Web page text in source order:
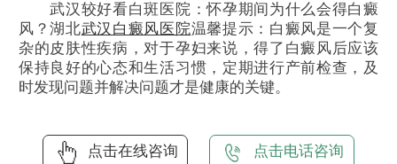
武汉较好看白斑医院：怀孕期间为什么会得白癜
风？湖北武汉白癜风医院温馨提示：白癜风是一个复
杂的皮肤性疾病，对于孕妇来说，得了白癜风后应该
保持良好的心态和生活习惯，定期进行产前检查，及
时发现问题并解决问题才是健康的关键。
点击在线咨询 点击电话咨询